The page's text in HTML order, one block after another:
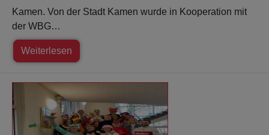
Kamen. Von der Stadt Kamen wurde in Kooperation mit
der WBG…
Weiterlesen